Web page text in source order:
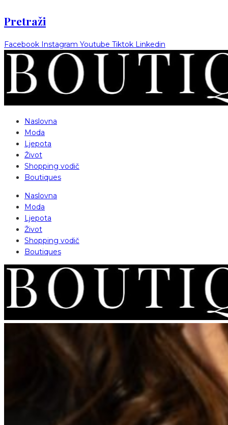
Pretraži
Facebook Instagram Youtube Tiktok Linkedin
Naslovna
Moda
Ljepota
Život
Shopping vodič
Boutiques
Naslovna
Moda
Ljepota
Život
Shopping vodič
Boutiques